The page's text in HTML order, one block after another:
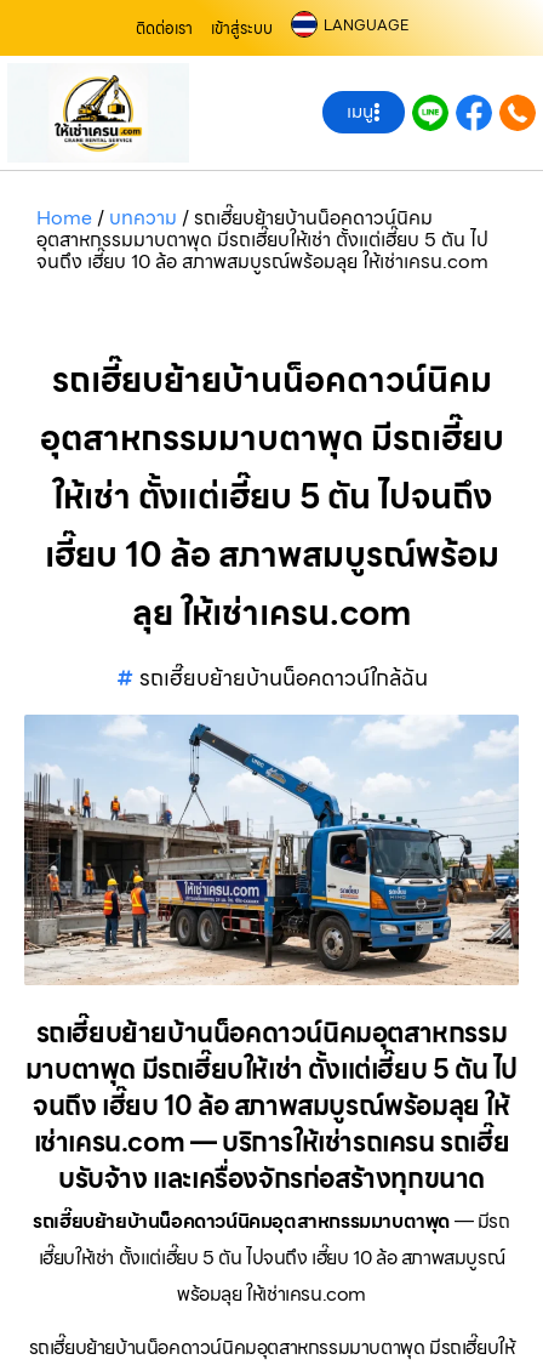
ติดต่อเรา เข้าสู่ระบบ LANGUAGE
เมนู
Home/ บทความ /รถเฮี๊ยบย้ายบ้านน็อคดาวน์นิคม
อุตสาหกรรมมาบตาพุด มีรถเฮี๊ยบให้เช่า ตั้งแต่เฮี๊ยบ 5 ตัน ไป
จนถึง เฮี๊ยบ 10 ล้อ สภาพสมบูรณ์พร้อมลุย ให้เช่าเครน.com
รถเฮี๊ยบย้ายบ้านน็อคดาวน์นิคม
อุตสาหกรรมมาบตาพุด มีรถเฮี๊ยบ
ให้เช่า ตั้งแต่เฮี๊ยบ 5 ตัน ไปจนถึง
เฮี๊ยบ 10 ล้อ สภาพสมบูรณ์พร้อม
ลุย ให้เช่าเครน.com
รถเฮี๊ยบย้ายบ้านน็อคดาวน์ใกล้ฉัน
รถเฮี๊ยบย้ายบ้านน็อคดาวน์นิคมอุตสาหกรรม
มาบตาพุด มีรถเฮี๊ยบให้เช่า ตั้งแต่เฮี๊ยบ 5 ตัน ไป
จนถึง เฮี๊ยบ 10 ล้อ สภาพสมบูรณ์พร้อมลุย ให้
เช่าเครน.com — บริการให้เช่ารถเครน รถเฮี๊ย
บรับจ้าง และเครื่องจักรก่อสร้างทุกขนาด
รถเฮี๊ยบย้ายบ้านน็อคดาวน์นิคมอุตสาหกรรมมาบตาพุด— มีรถ
เฮี๊ยบให้เช่า ตั้งแต่เฮี๊ยบ 5 ตัน ไปจนถึง เฮี๊ยบ 10 ล้อ สภาพสมบูรณ์
พร้อมลุย ให้เช่าเครน.com
รถเฮี๊ยบย้ายบ้านน็อคดาวน์นิคมอุตสาหกรรมมาบตาพุด มีรถเฮี๊ยบให้